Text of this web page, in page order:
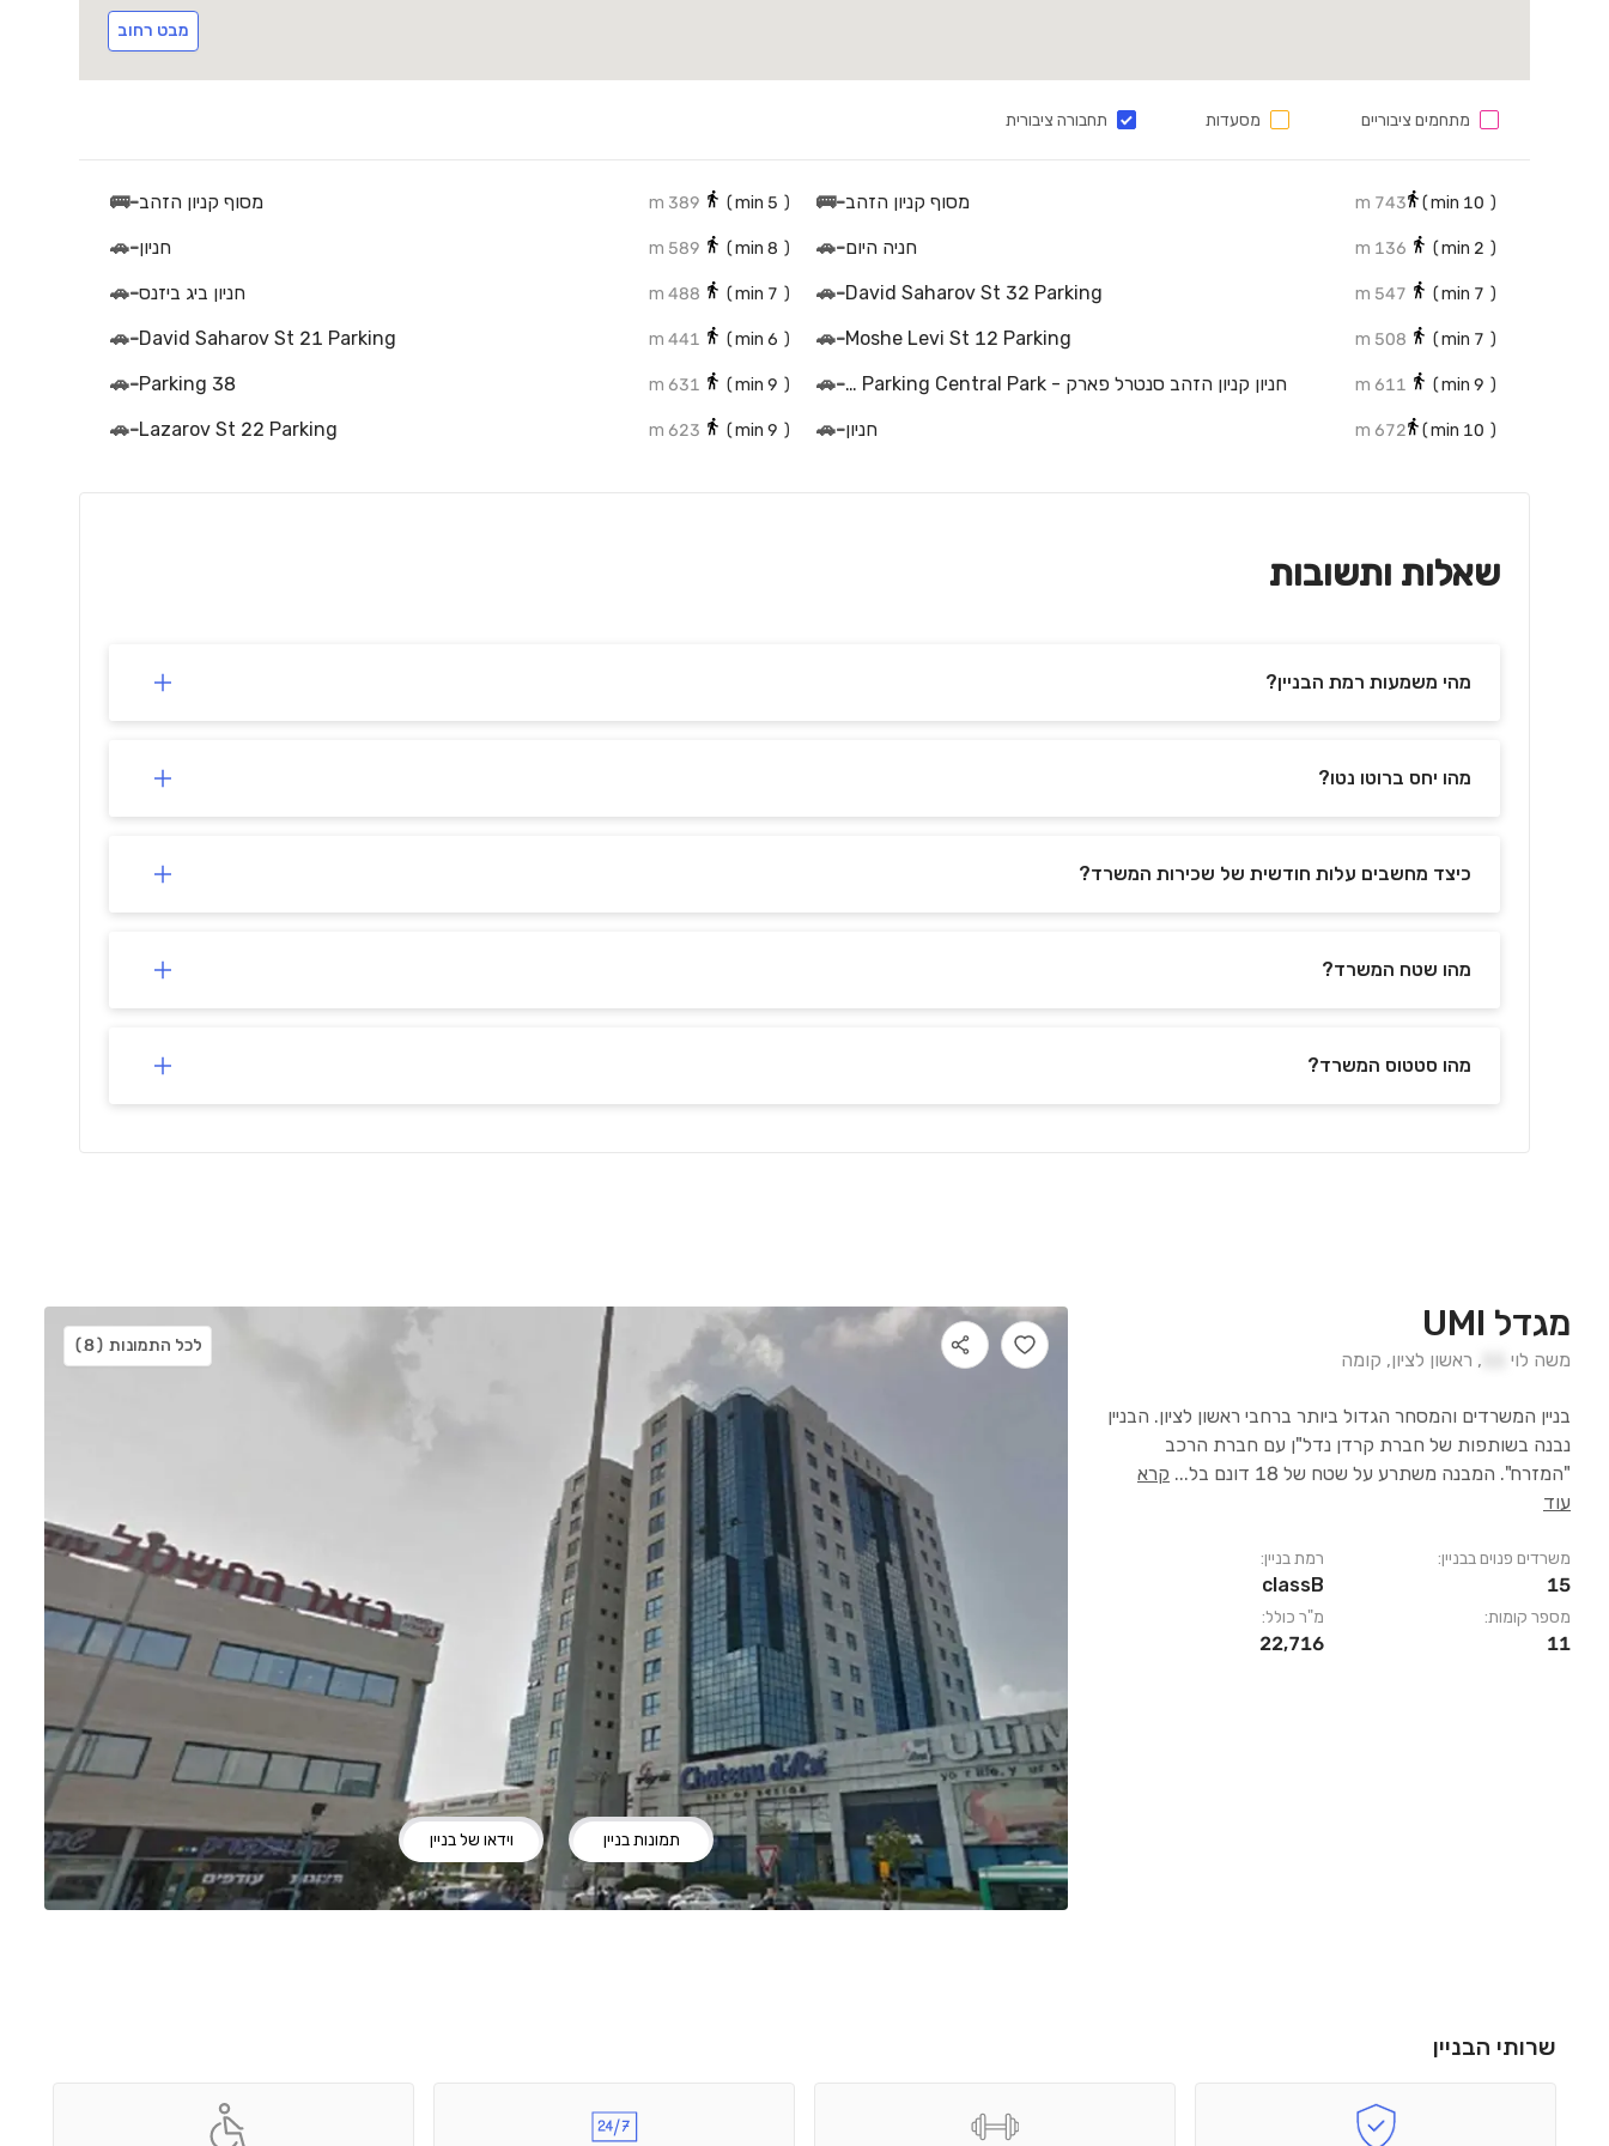
מבט רחוב
מתחמים ציבוריים מסעדות תחבורה ציבורית
(
10
743 m מסוף קניון הזהב-
🚌
(
5
389 m מסוף קניון הזהב-
🚌
(
2
136 m חניה היום-
🚗
(
8
589 m חניון-
🚗
(
7
547 m
David Saharov St 32 Parking
-
🚗
(
7
488 m חניון ביג ביזנס-
🚗
(
7
508 m
Moshe Levi St 12 Parking
-
🚗
(
6
441 m
David Saharov St 21 Parking
-
🚗
(
9
611 m חניון קניון הזהב סנטרל פארק - HazaHav mall Parking Central Park-
🚗
(
9
631 m
Parking 38
-
🚗
(
10
672 m חניון-
🚗
(
9
623 m
Lazarov St 22 Parking
-
🚗
שאלות ותשובות
מהי משמעות רמת הבניין?
מהו יחס ברוטו נטו?
כיצד מחשבים עלות חודשית של שכירות המשרד?
מהו שטח המשרד?
מהו סטטוס המשרד?
מגדל UMI
משה לוי , ראשון לציון, קומה
בניין המשרדים והמסחר הגדול ביותר ברחבי ראשון לציון. הבניין
נבנה בשותפות של חברת קרדן נדל"ן עם חברת הרכב
"המזרח". המבנה משתרע על שטח של 18 דונם בל
... קרא
עוד
משרדים פנוים בבניין:
15
מספר קומות:
11
רמת בניין:
classB
מ"ר כולל:
22,716
תמונות בניין וידאו של בניין
לכל התמונות (8)
שרותי הבניין